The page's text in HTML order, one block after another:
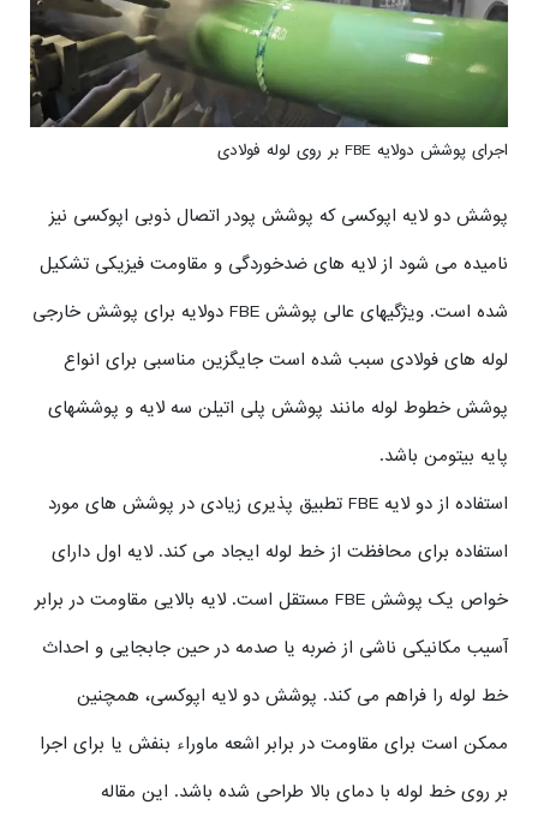
اجرای پوشش دولایه FBE بر روی لوله فولادی
پوشش دو لایه اپوکسی که پوشش پودر اتصال ذوبی اپوکسی نیز
نامیده می شود از لایه های ضدخوردگی و مقاومت فیزیکی تشکیل
شده است. ویژگیهای عالی پوشش FBE دولایه برای پوشش خارجی
لوله های فولادی سبب شده است جایگزین مناسبی برای انواع
پوشش خطوط لوله مانند پوشش پلی اتیلن سه لایه و پوششهای
پایه بیتومن باشد.
استفاده از دو لایه FBE تطبیق پذیری زیادی در پوشش های مورد
استفاده برای محافظت از خط لوله ایجاد می کند. لایه اول دارای
خواص یک پوشش FBE مستقل است. لایه بالایی مقاومت در برابر
آسیب مکانیکی ناشی از ضربه یا صدمه در حین جابجایی و احداث
خط لوله را فراهم می کند. پوشش دو لایه اپوکسی، همچنین
ممکن است برای مقاومت در برابر اشعه ماوراء بنفش یا برای اجرا
بر روی خط لوله با دمای بالا طراحی شده باشد. این مقاله